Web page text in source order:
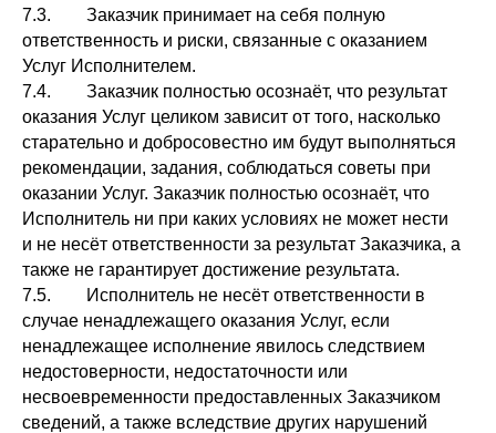
7.3. Заказчик принимает на себя полную
ответственность и риски, связанные с оказанием
Услуг Исполнителем.
7.4. Заказчик полностью осознаёт, что результат
оказания Услуг целиком зависит от того, насколько
старательно и добросовестно им будут выполняться
рекомендации, задания, соблюдаться советы при
оказании Услуг. Заказчик полностью осознаёт, что
Исполнитель ни при каких условиях не может нести
и не несёт ответственности за результат Заказчика, а
также не гарантирует достижение результата.
7.5. Исполнитель не несёт ответственности в
случае ненадлежащего оказания Услуг, если
ненадлежащее исполнение явилось следствием
недостоверности, недостаточности или
несвоевременности предоставленных Заказчиком
сведений, а также вследствие других нарушений